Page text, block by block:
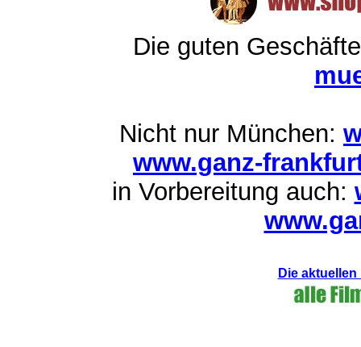
Die guten
Nicht nur München:
www.ganz-
in Vorbereitung auch:
Die aktuellen